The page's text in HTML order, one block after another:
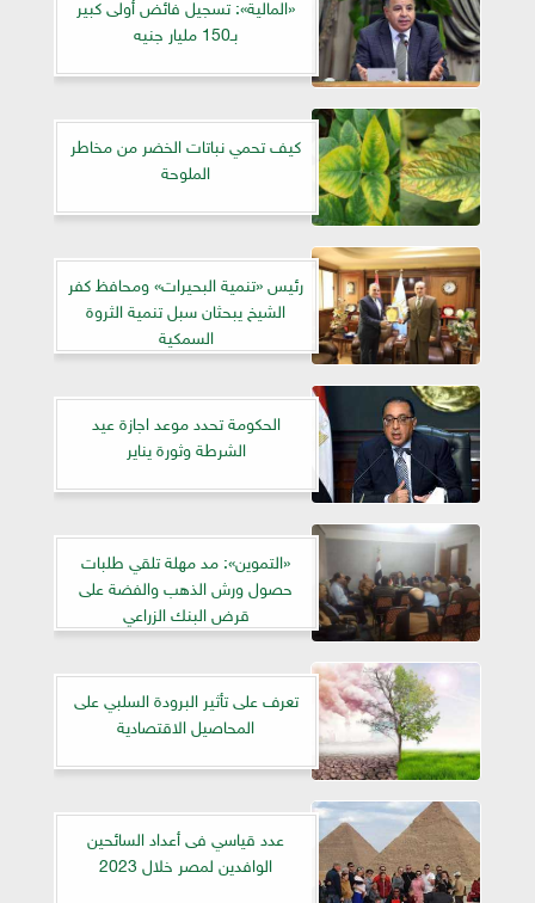
بـ150 مليار جنيه
كيف تحمي نباتات الخضر من مخاطر
الملوحة
رئيس «تنمية البحيرات» ومحافظ كفر
الشيخ يبحثان سبل تنمية الثروة
السمكية
الحكومة تحدد موعد اجازة عيد
الشرطة وثورة يناير
«التموين»: مد مهلة تلقي طلبات
حصول ورش الذهب والفضة على
قرض البنك الزراعي
تعرف على تأثير البرودة السلبي على
المحاصيل الاقتصادية
عدد قياسي فى أعداد السائحين
الوافدين لمصر خلال 2023